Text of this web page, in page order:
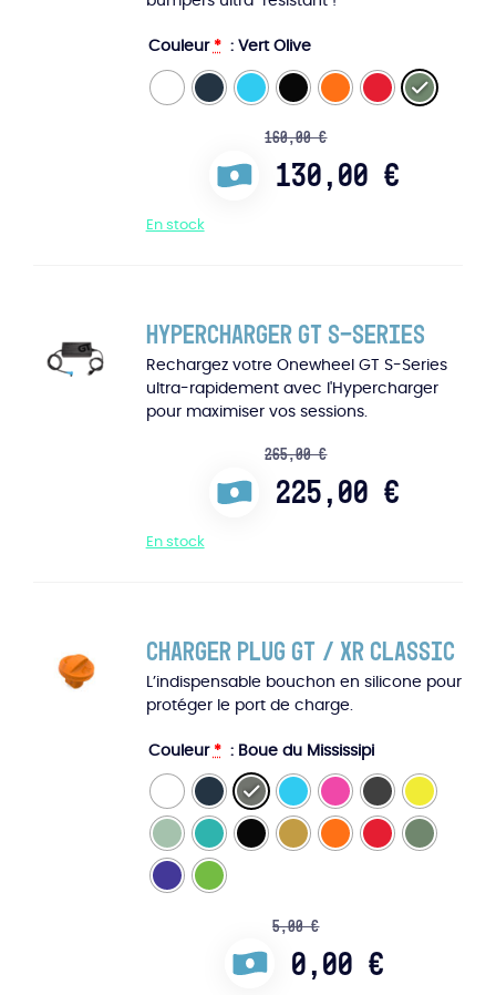
Couleur * : Vert Olive
160,00€
130,00 €
En stock
Hypercharger GT S-Series
Rechargez votre Onewheel GT S-Series
ultra-rapidement avec l'Hypercharger
pour maximiser vos sessions.
265,00€
225,00 €
En stock
Charger Plug GT / XR Classic
L’indispensable bouchon en silicone pour
protéger le port de charge.
Couleur * : Boue du Mississipi
5,00€
0,00 €